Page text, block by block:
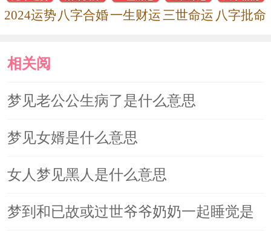
2024运势 八字合婚一生财运三世命运 八字批命
相关阅
读
梦见老公公生病了是什么意思
梦见女婿是什么意思
女人梦见黑人是什么意思
梦到和已故或过世爷爷奶奶一起睡觉是